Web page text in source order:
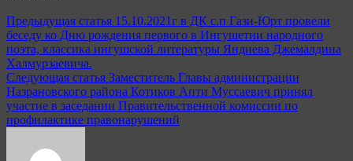
Навигация
по
записям
Предыдущая статья 15.10.2021г в ДК с.п Гази-Юрт провели
беседу ко Дню рождения первого в Ингушетии народного
поэта, классика ингушской литературы Яндиева Джемалдина
Халмурзаевича.
Следующая статья Заместитель Главы администрации
Назрановского района Котиков Апти Муссаевич принял
участие в заседании Правительственной комиссии по
профилактике правонарушений